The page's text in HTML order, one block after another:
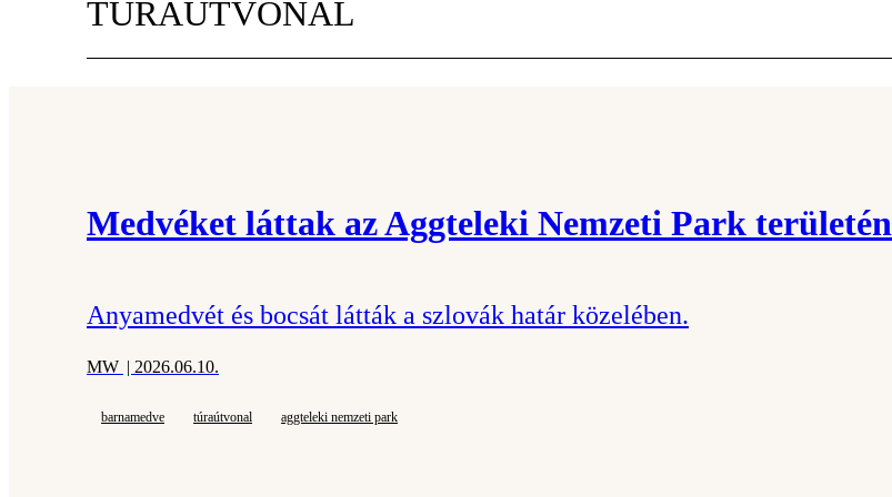
TÚRAÚTVONAL
Medvéket láttak az Aggteleki Nemzeti Park területén
Anyamedvét és bocsát látták a szlovák határ közelében.
MW | 2026.06.10.
barnamedve túraútvonal aggteleki nemzeti park